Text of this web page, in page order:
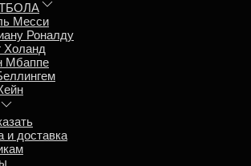
Месси
Роналду
Холанд
Мбаппе
и доставка